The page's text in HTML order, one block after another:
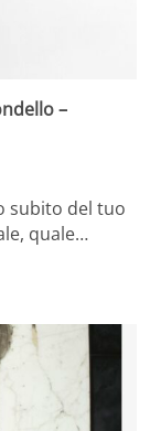
–
subito del tuo
quale…